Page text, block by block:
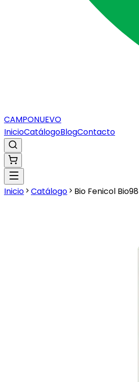
CAMPONUEVO
InicioCatálogoBlogContacto
Inicio Catálogo Bio Fenicol Bio98